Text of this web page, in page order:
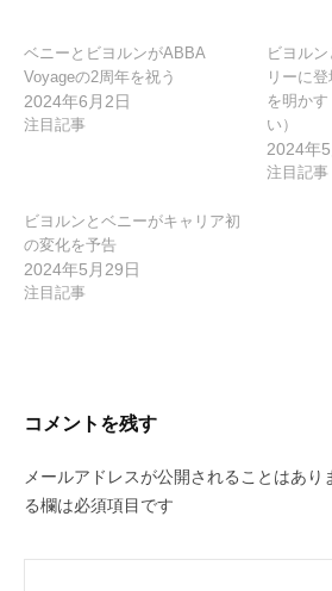
ベニーとビヨルンがABBA
Voyageの2周年を祝う
2024年6月2日
注目記事
ビヨル
リーに
を明か
い）
2024年
注目記事
ビヨルンとベニーがキャリア初
の変化を予告
2024年5月29日
注目記事
コメントを残す
メールアドレスが公開されることはあり
る欄は必須項目です